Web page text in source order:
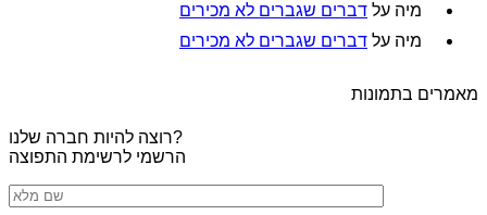
מיה על דברים שגברים לא מכירים
מיה על דברים שגברים לא מכירים
מאמרים בתמונות
רוצה להיות חברה שלנו?
הרשמי לרשימת התפוצה